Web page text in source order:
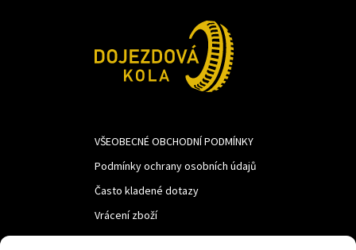
VŠEOBECNÉ OBCHODNÍ PODMÍNKY
Podmínky ochrany osobních údajů
Často kladené dotazy
Vrácení zboží